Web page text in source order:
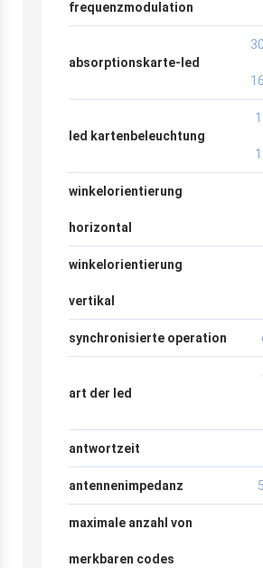
frequenzmodulation
absorptionskarte-led
led kartenbeleuchtung
winkelorientierung
horizontal
winkelorientierung
vertikal
synchronisierte operation
art der led
antwortzeit
antennenimpedanz
maximale anzahl von
merkbaren codes